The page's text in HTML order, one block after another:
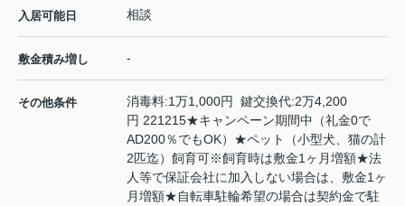
入居可能日 相談
敷金積み増し -
その他条件
消毒料:1万1,000円 鍵交換代:2万4,200
円 221215★キャンペーン期間中（礼金0で
AD200％でもOK）★ペット（小型犬、猫の計
2匹迄）飼育可※飼育時は敷金1ヶ月増額★法
人等で保証会社に加入しない場合は、敷金1ヶ
月増額★自転車駐輪希望の場合は契約金で駐